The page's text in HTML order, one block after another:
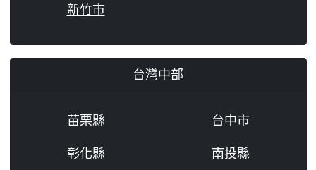
新竹市
台灣中部
苗栗縣
台中市
彰化縣
南投縣